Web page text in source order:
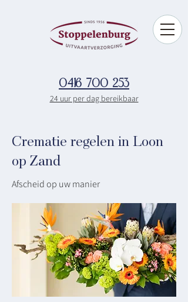
0416 700 253
24 uur per dag bereikbaar
Crematie regelen in Loon
op Zand
Afscheid op uw manier